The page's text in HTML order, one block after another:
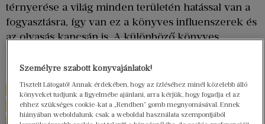
térnyerése a világ minden területén hatással van a
fogyasztásra, így van ez a könyves influenszerek és
az olvasás kapcsán is. A különböző könyves
közönség irodalmi preferenciáinak alakításában:
a Bookstagramerek (könyves tartalomgyártók az
Instagramon) és a BookTokerek könyvajánlói
Személyre szabott könyvajánlatok!
Tisztelt Látogató! Annak érdekében, hogy az ízléséhez minél közelebb álló
könyveket tudjunk a figyelmébe ajánlani, arra kérjük, hogy fogadja el az
ehhez szükséges cookie-kat a „Rendben” gomb megnyomásával. Ennek
hiányában weboldalunk csak a weboldal használata szempontjából